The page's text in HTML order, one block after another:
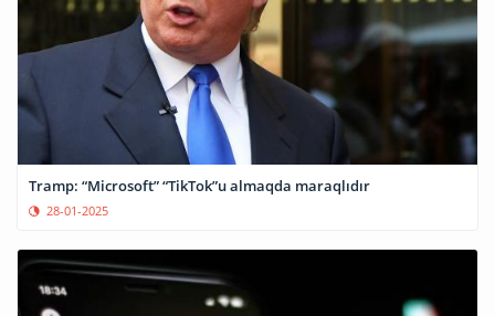
Tramp: “Microsoft” “TikTok”u almaqda maraqlıdır
28-01-2025